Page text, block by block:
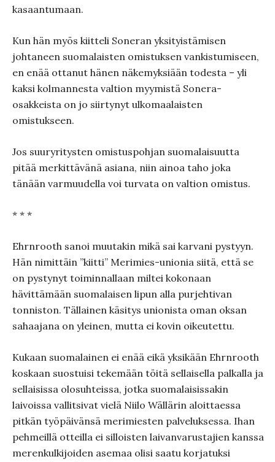
kasaantumaan.
Kun hän myös kiitteli Soneran yksityistämisen
johtaneen suomalaisten omistuksen vankistumiseen,
en enää ottanut hänen näkemyksiään todesta – yli
kaksi kolmannesta valtion myymistä Sonera-
osakkeista on jo siirtynyt ulkomaalaisten
omistukseen.
Jos suuryritysten omistuspohjan suomalaisuutta
pitää merkittävänä asiana, niin ainoa taho joka
tänään varmuudella voi turvata on valtion omistus.
* * *
Ehrnrooth sanoi muutakin mikä sai karvani pystyyn.
Hän nimittäin ”kiitti” Merimies-unionia siitä, että se
on pystynyt toiminnallaan miltei kokonaan
hävittämään suomalaisen lipun alla purjehtivan
tonniston. Tällainen käsitys unionista oman oksan
sahaajana on yleinen, mutta ei kovin oikeutettu.
Kukaan suomalainen ei enää eikä yksikään Ehrnrooth
koskaan suostuisi tekemään töitä sellaisella palkalla ja
sellaisissa olosuhteissa, jotka suomalaisissakin
laivoissa vallitsivat vielä Niilo Wällärin aloittaessa
pitkän työpäivänsä merimiesten palveluksessa. Ihan
pehmeillä otteilla ei silloisten laivanvarustajien kanssa
merenkulkijoiden asemaa olisi saatu korjatuksi